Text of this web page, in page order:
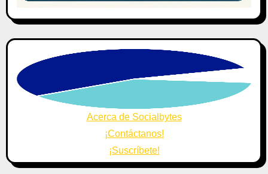
Acerca de Socialbytes
¡Contáctanos!
¡Suscríbete!